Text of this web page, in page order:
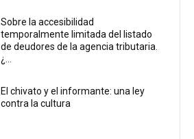
Sobre la accesibilidad
temporalmente limitada del listado
de deudores de la agencia tributaria.
¿...
El chivato y el informante: una ley
contra la cultura